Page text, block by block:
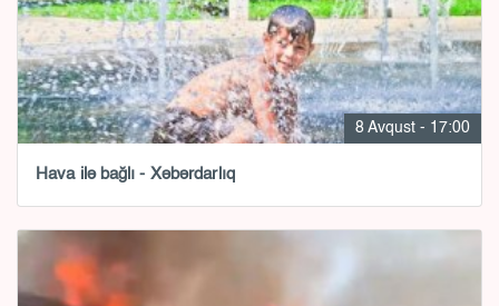
8 Avqust - 17:00
Hava ilə bağlı - Xəbərdarlıq